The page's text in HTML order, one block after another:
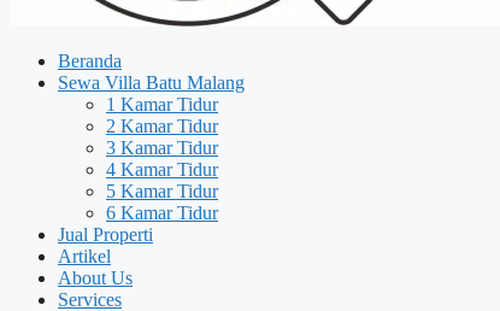
Beranda
Sewa Villa Batu Malang
1 Kamar Tidur
2 Kamar Tidur
3 Kamar Tidur
4 Kamar Tidur
5 Kamar Tidur
6 Kamar Tidur
Jual Properti
Artikel
About Us
Services